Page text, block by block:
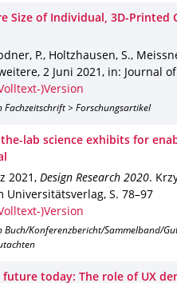
Size of Individual, 3D-Printed
P., Holtzhausen, S.,
, 2 Juni 2021 , in: Journal
)Version
> Forschungsartikel
lab science exhibits for
2021 , Design Research 2020.
Universitätsverlag, S. 78–97
)Version
Buch/Konferenzbericht/Sammelband/
future today: The role of UX